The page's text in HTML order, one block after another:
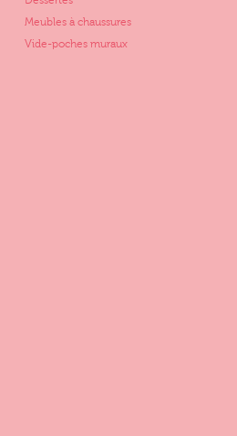
Meubles à chaussures
Vide-poches muraux